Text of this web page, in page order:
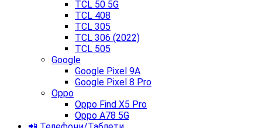
TCL 50 5G
TCL 408
TCL 305
TCL 306 (2022)
TCL 505
Google
Google Pixel 9A
Google Pixel 8 Pro
Oppo
Oppo Find X5 Pro
Oppo A78 5G